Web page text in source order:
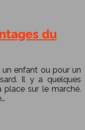
du
enfant ou pour un
Il y a quelques
place sur le marché.